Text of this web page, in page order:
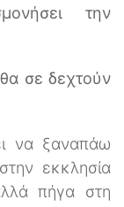
την
σε δεχτούν
να ξαναπάω
εκκλησία
πήγα στη